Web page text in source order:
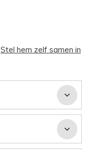
Stel hem zelf samen in